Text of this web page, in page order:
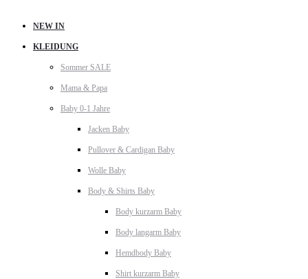
NEW IN
KLEIDUNG
Sommer SALE
Mama & Papa
Baby 0-1 Jahre
Jacken Baby
Pullover & Cardigan Baby
Wolle Baby
Body & Shirts Baby
Body kurzarm Baby
Body langarm Baby
Hemdbody Baby
Shirt kurzarm Baby